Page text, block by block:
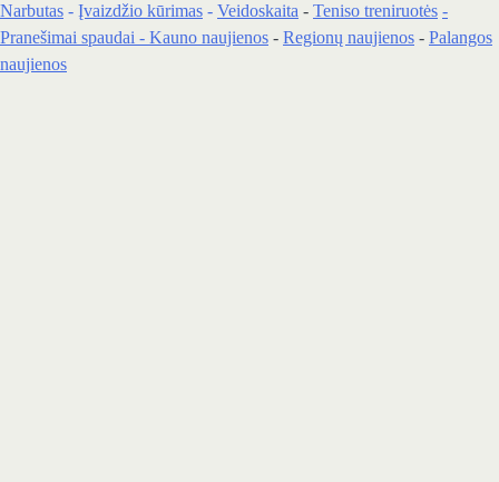
Narbutas - Įvaizdžio kūrimas - Veidoskaita - Teniso treniruotės -
Pranešimai spaudai - Kauno naujienos - Regionų naujienos - Palangos
naujienos